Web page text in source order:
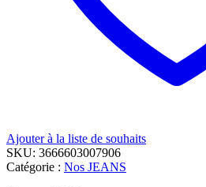
Ajouter à la liste de souhaits
SKU: 3666603007906
Catégorie : Nos JEANS